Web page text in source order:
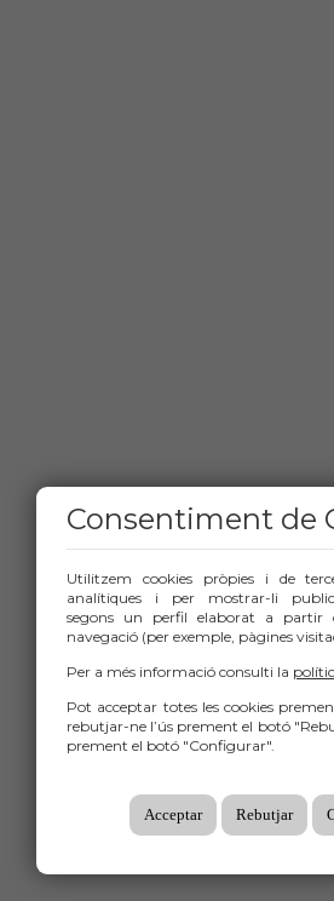
Consentiment de
Utilitzem cookies pròpies i de
analítiques i per mostrar-li
segons un perfil elaborat a partir
navegació (per exemple, pàgines
Per a més informació consulti la
Pot acceptar totes les cookies
rebutjar-ne l’ús prement el botó
prement el botó "Configurar".
Acceptar Rebutjar